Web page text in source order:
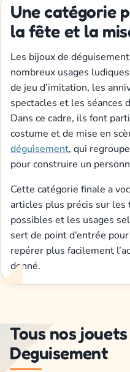
Une catégorie
la fête et la
Les bijoux de
nombreux usages
de jeu d’imitation, les
spectacles et les séances
Dans ce cadre, ils font
costume et de mise en
déguisement, qui
pour construire un
Cette catégorie finale a
articles plus précis sur
possibles et les usages
sert de point d’entrée
repérer plus facilement
donné.
Tous nos
Deguisement